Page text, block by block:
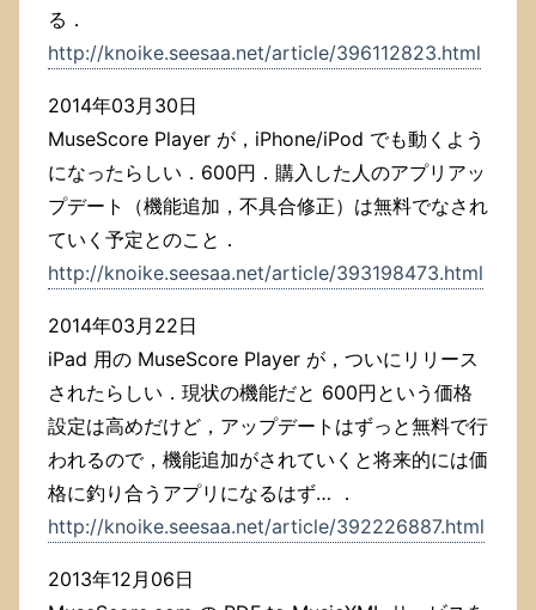
る．
http://knoike.seesaa.net/article/396112823.html
2014年03月30日
MuseScore Player が，iPhone/iPod でも動くよう
になったらしい．600円．購入した人のアプリアッ
プデート（機能追加，不具合修正）は無料でなされ
ていく予定とのこと．
http://knoike.seesaa.net/article/393198473.html
2014年03月22日
iPad 用の MuseScore Player が，ついにリリース
されたらしい．現状の機能だと 600円という価格
設定は高めだけど，アップデートはずっと無料で行
われるので，機能追加がされていくと将来的には価
格に釣り合うアプリになるはず… ．
http://knoike.seesaa.net/article/392226887.html
2013年12月06日